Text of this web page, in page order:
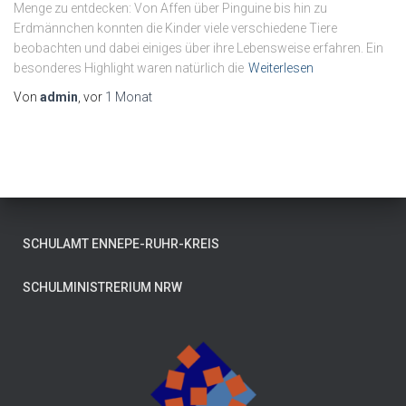
Menge zu entdecken: Von Affen über Pinguine bis hin zu
Erdmännchen konnten die Kinder viele verschiedene Tiere
beobachten und dabei einiges über ihre Lebensweise erfahren. Ein
besonderes Highlight waren natürlich die Weiterlesen
Von admin , vor 1 Monat
SCHULAMT ENNEPE-RUHR-KREIS
SCHULMINISTRERIUM NRW